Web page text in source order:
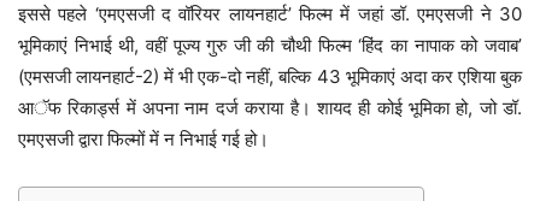
इससे पहले ‘एमएसजी द वॉरियर लायनहार्ट’ फिल्म में जहां डॉ. एमएसजी ने 30
भूमिकाएं निभाई थी, वहीं पूज्य गुरु जी की चौथी फिल्म ‘हिंद का नापाक को जवाब’
(एमसजी लायनहार्ट-2) में भी एक-दो नहीं, बल्कि 43 भूमिकाएं अदा कर एशिया बुक
आॅफ रिकार्ड्स में अपना नाम दर्ज कराया है। शायद ही कोई भूमिका हो, जो डॉ.
एमएसजी द्वारा फिल्मों में न निभाई गई हो।